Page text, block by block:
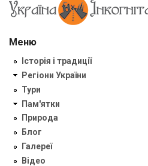
Меню
Історія і традиції
Регіони України
Тури
Пам'ятки
Природа
Блог
Галереї
Відео